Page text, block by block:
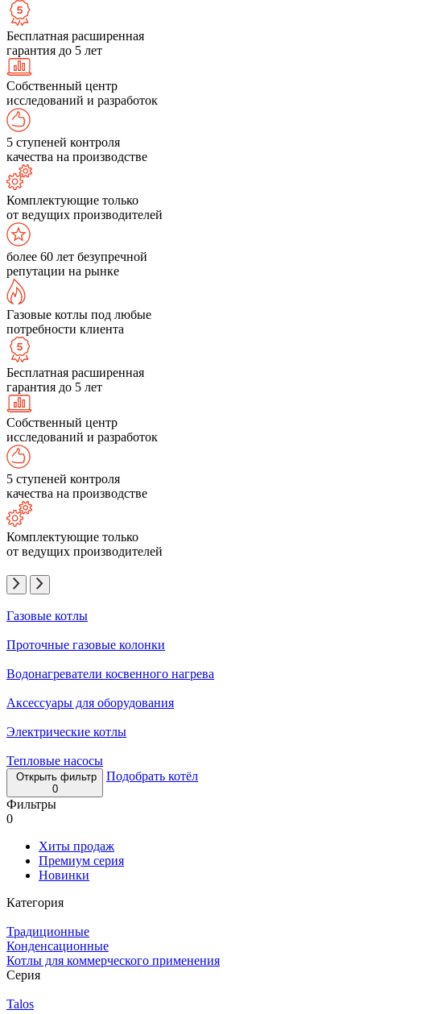
Бесплатная расширенная
гарантия до 5 лет
Собственный центр
исследований и разработок
5 ступеней контроля
качества на производстве
Комплектующие только
от ведущих производителей
более 60 лет безупречной
репутации на рынке
Газовые котлы под любые
потребности клиента
Бесплатная расширенная
гарантия до 5 лет
Собственный центр
исследований и разработок
5 ступеней контроля
качества на производстве
Комплектующие только
от ведущих производителей
Газовые котлы
Проточные газовые колонки
Водонагреватели косвенного нагрева
Аксессуары для оборудования
Электрические котлы
Тепловые насосы
Открыть фильтр
0
Подобрать котёл
Фильтры
0
Хиты продаж
Премиум серия
Новинки
Категория
Традиционные
Конденсационные
Котлы для коммерческого применения
Серия
Talos